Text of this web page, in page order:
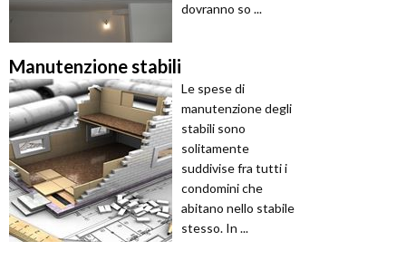
dovranno so ...
Manutenzione stabili
Le spese di
manutenzione degli
stabili sono
solitamente
suddivise fra tutti i
condomini che
abitano nello stabile
stesso. In ...